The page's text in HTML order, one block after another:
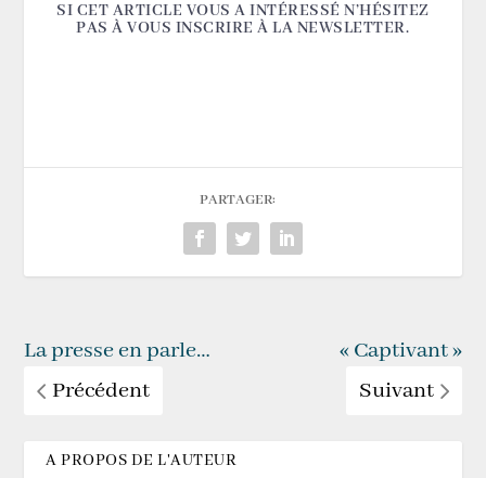
SI CET ARTICLE VOUS A INTÉRESSÉ N’HÉSITEZ
PAS À VOUS INSCRIRE À LA NEWSLETTER.
PARTAGER:
La presse en parle…
Précédent
« Captivant »
Suivant
A PROPOS DE L'AUTEUR